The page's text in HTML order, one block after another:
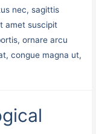
nec, sagittis
amet suscipit
ornare arcu
congue magna ut,